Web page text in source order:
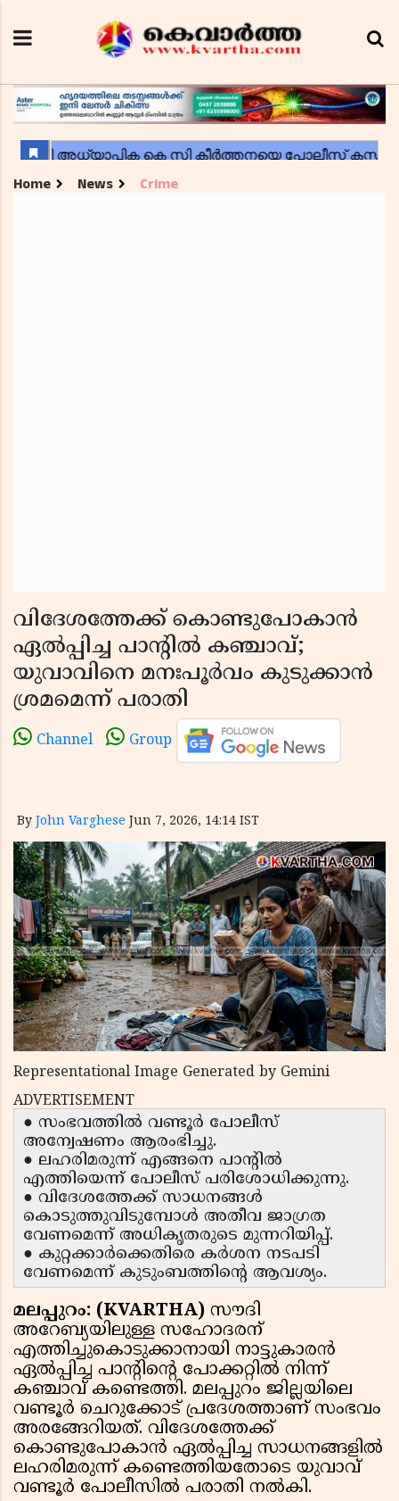
Home News Crime
വിദേശത്തേക്ക് കൊണ്ടുപോകാൻ
ഏൽപ്പിച്ച പാന്റിൽ കഞ്ചാവ്;
യുവാവിനെ മനഃപൂർവം കുടുക്കാൻ
ശ്രമമെന്ന് പരാതി
Channel Group
By John Varghese Jun 7, 2026, 14:14 IST
Representational Image Generated by Gemini
ADVERTISEMENT
● സംഭവത്തിൽ വണ്ടൂർ പോലീസ്
അന്വേഷണം ആരംഭിച്ചു.
● ലഹരിമരുന്ന് എങ്ങനെ പാന്റിൽ
എത്തിയെന്ന് പോലീസ് പരിശോധിക്കുന്നു.
● വിദേശത്തേക്ക് സാധനങ്ങൾ
കൊടുത്തുവിടുമ്പോൾ അതീവ ജാഗ്രത
വേണമെന്ന് അധികൃതരുടെ മുന്നറിയിപ്പ്.
● കുറ്റക്കാർക്കെതിരെ കർശന നടപടി
വേണമെന്ന് കുടുംബത്തിന്റെ ആവശ്യം.
മലപ്പുറം: (KVARTHA) സൗദി
അറേബ്യയിലുള്ള സഹോദരന്
എത്തിച്ചുകൊടുക്കാനായി നാട്ടുകാരൻ
ഏൽപ്പിച്ച പാന്റിന്റെ പോക്കറ്റിൽ നിന്ന്
കഞ്ചാവ് കണ്ടെത്തി. മലപ്പുറം ജില്ലയിലെ
വണ്ടൂർ ചെറുക്കോട് പ്രദേശത്താണ് സംഭവം
അരങ്ങേറിയത്. വിദേശത്തേക്ക്
കൊണ്ടുപോകാൻ ഏൽപ്പിച്ച സാധനങ്ങളിൽ
ലഹരിമരുന്ന് കണ്ടെത്തിയതോടെ യുവാവ്
വണ്ടൂർ പോലീസിൽ പരാതി നൽകി.